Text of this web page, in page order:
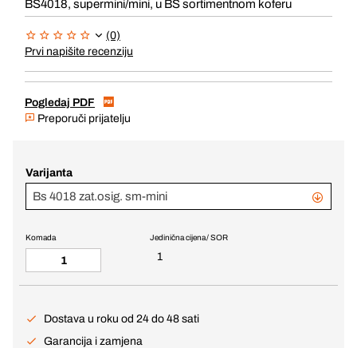
BS4018, supermini/mini, u BS sortimentnom koferu
(0)
Prvi napišite recenziju
Pogledaj PDF
Preporuči prijatelju
Varijanta
Bs 4018 zat.osig. sm-mini
Jedinična cijena / SOR
1
Komada
Dostava u roku od 24 do 48 sati
Garancija i zamjena